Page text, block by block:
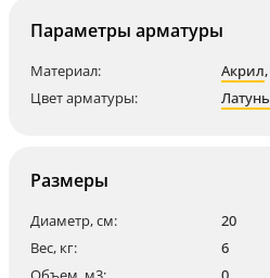
Параметры арматуры
Материал: Акрил,
Цвет арматуры:
Латунь
Размеры
Диаметр, см:
20
Вес, кг:
6